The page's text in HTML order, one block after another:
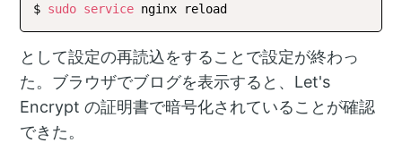
$ sudo service
として設定の再読込をすることで設定が終わっ
た。ブラウザでブログを表示すると、Let's
Encrypt の証明書で暗号化されていることが確認
できた。